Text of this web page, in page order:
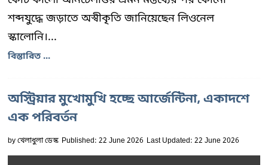
শব্দযুদ্ধে জড়াতে অস্বীকৃতি জানিয়েছেন লিওনেল
স্কালোনি।...
বিস্তারিত ...
অস্ট্রিয়ার মুখোমুখি হচ্ছে আর্জেন্টিনা, একাদশে
এক পরিবর্তন
byখেলাধুলা ডেস্ক Published: 22 June 2026 Last Updated: 22 June 2026